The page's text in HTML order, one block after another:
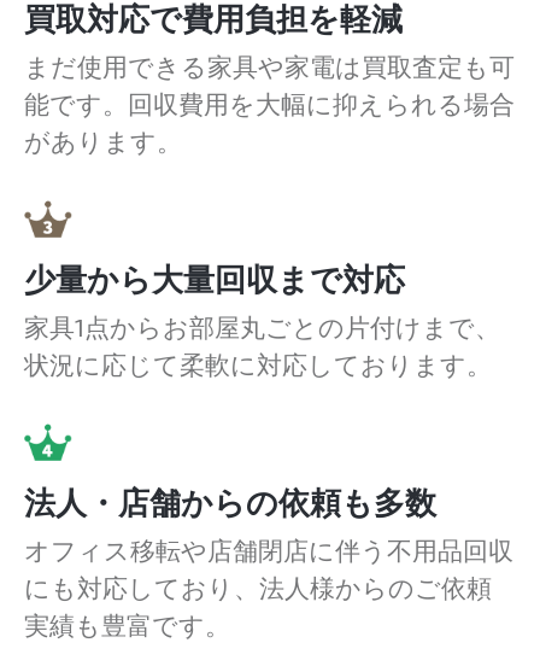
買取対応で費用負担を軽減
まだ使用できる家具や家電は買取査定も可
能です。回収費用を大幅に抑えられる場合
があります。
少量から大量回収まで対応
家具1点からお部屋丸ごとの片付けまで、
状況に応じて柔軟に対応しております。
法人・店舗からの依頼も多数
オフィス移転や店舗閉店に伴う不用品回収
にも対応しており、法人様からのご依頼
実績も豊富です。